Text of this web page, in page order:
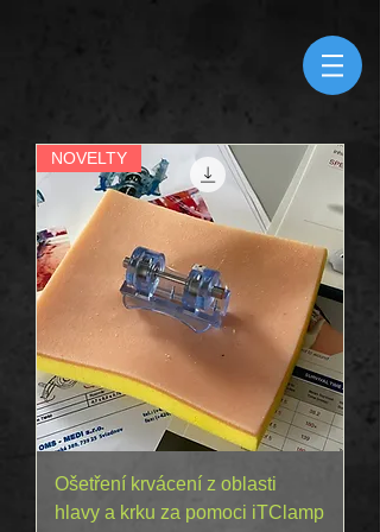
NOVELTY
Ošetření krvácení z oblasti
hlavy a krku za pomoci iTClamp